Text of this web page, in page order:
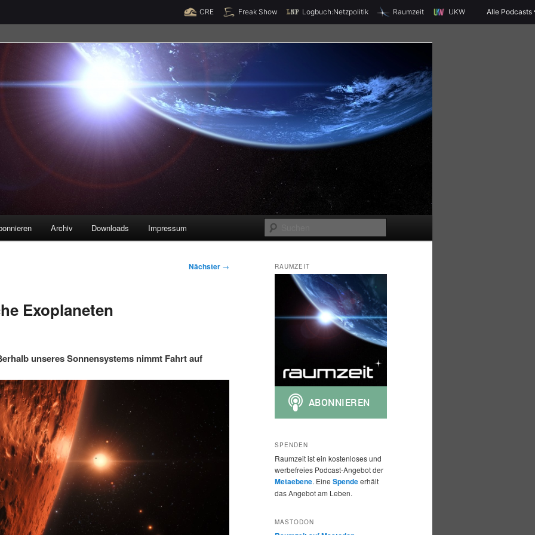
Spende jetzt!
CRE Freak Show Logbuch:Netzpolitik Raumzeit UKW Alle Podcasts
u
Archiv Downloads Impressum
Nächster →
Exoplaneten
unseres Sonnensystems nimmt Fahrt auf
RAUMZEIT
SPENDEN
Raumzeit ist ein kostenloses und
werbefreies Podcast-Angebot der
Metaebene. Eine Spendeerhält
das Angebot am Leben.
MASTODON